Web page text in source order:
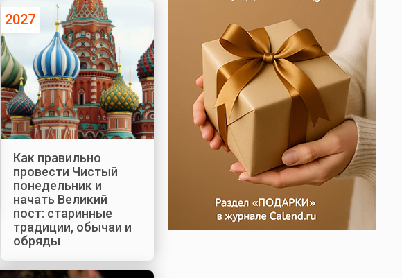
2027
Как правильно
провести Чистый
понедельник и
начать Великий
пост: старинные
традиции, обычаи и
обряды